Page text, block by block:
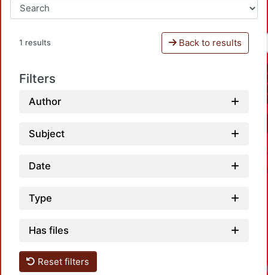
1 results Back to results
Filters
Author
Subject
Date
Type
Has files
Reset filters